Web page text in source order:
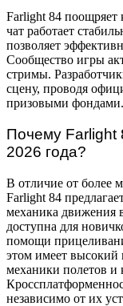
Farlight 84 поощряет
чат работает
позволяет
Сообщество игры
стримы.
сцену, проводя
призовыми фондами.
Почему Farlight
2026 года?
В отличие от более
Farlight 84
механика движения
доступна для
помощи
этом имеет высокий
механики полетов и
независимо от их